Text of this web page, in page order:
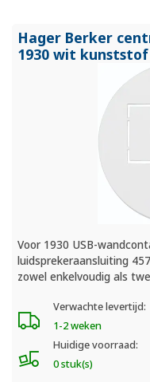
Hager Berker
1930 wit kunststof
Voor 1930 USB-
luidsprekeraansluiting
zowel enkelvoudig als
Verwachte levertijd:
1-2 weken
Huidige voorraad:
0 stuk(s)